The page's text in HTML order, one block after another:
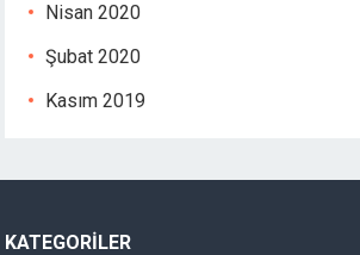
Nisan 2020
Şubat 2020
Kasım 2019
KATEGORILER